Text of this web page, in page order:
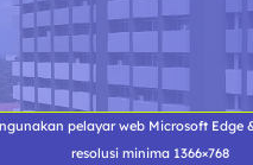
pelayar web Microsoft Edge
resolusi minima 1366×768